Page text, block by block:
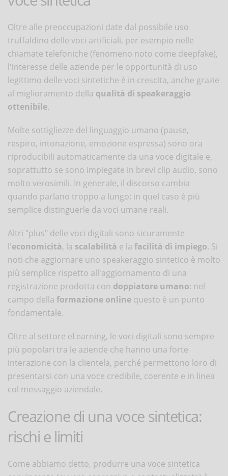
Oltre alle preoccupazioni date dal possibile uso
truffaldino delle voci artificiali, per esempio nelle
chiamate telefoniche (fenomeno noto come deepfake),
l'interesse delle aziende per le opportunità di uso
legittimo delle voci sintetiche è in crescita, anche grazie
al miglioramento della qualità di speakeraggio
ottenibile.
Molte sottigliezze del linguaggio umano (pause,
respiro, intonazione, emozione espressa) sono ora
riproducibili automaticamente da una voce digitale e,
soprattutto se sono impiegate in brevi clip audio, sono
molto verosimili. In generale, il discorso cambia
quando parlano troppo a lungo: in quel caso è più
semplice distinguerle da voci umane reali.
Altri "plus" delle voci digitali sono sicuramente
l'economicità, la scalabilità e la facilità di impiego. Si
noti che aggiornare uno speakeraggio sintetico è molto
più semplice rispetto all'aggiornamento di una
registrazione prodotta con doppiatore umano: nel
campo della formazione online questo è un punto
fondamentale.
Oltre al settore eLearning, le voci digitali sono sempre
più popolari tra le aziende che hanno una forte
interazione con la clientela, perché permettono loro di
presentarsi con una voce credibile, coerente e in linea
col messaggio aziendale.
Creazione di una voce sintetica:
rischi e limiti
Come abbiamo detto, produrre una voce sintetica